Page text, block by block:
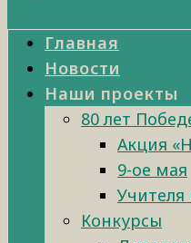
Главная
Новости
Наши проекты
80 лет
Акция
9-ое мая
Конкурсы